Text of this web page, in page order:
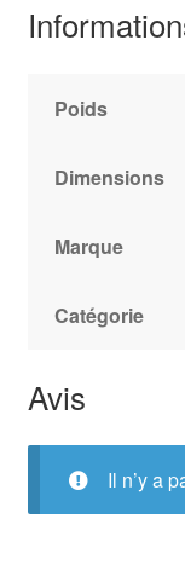
Poids
Dimensions
Marque
Catégorie
Avis
Il n’y a